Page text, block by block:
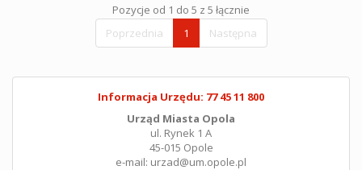
Pozycje od 1 do 5 z 5 łącznie
Poprzednia
1 Następna
Informacja Urzędu: 77 45 11 800
Urząd Miasta Opola
ul. Rynek 1 A
45-015 Opole
e-mail: urzad@um.opole.pl